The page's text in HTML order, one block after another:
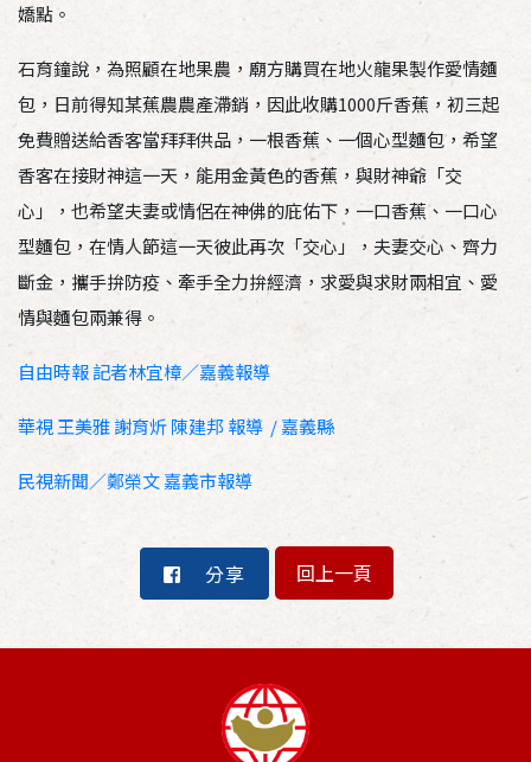
嬌點。
石育鐘說，為照顧在地果農，廟方購買在地火龍果製作愛情麵
包，日前得知某蕉農農產滯銷，因此收購1000斤香蕉，初三起
免費贈送給香客當拜拜供品，一根香蕉、一個心型麵包，希望
香客在接財神這一天，能用金黃色的香蕉，與財神爺「交
心」，也希望夫妻或情侶在神佛的庇佑下，一口香蕉、一口心
型麵包，在情人節這一天彼此再次「交心」，夫妻交心、齊力
斷金，攜手拚防疫、牽手全力拚經濟，求愛與求財兩相宜、愛
情與麵包兩兼得。
自由時報 記者林宜樟／嘉義報導
華視 王美雅 謝育炘 陳建邦 報導 / 嘉義縣
民視新聞／鄭榮文 嘉義市報導
分享 回上一頁